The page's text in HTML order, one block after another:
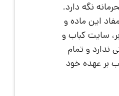
نگه دارد.
این ماده و
سایت کباب و
ندارد و تمام
بر عهده خود